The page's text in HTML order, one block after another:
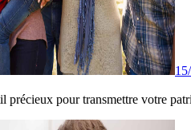
précieux pour transmettre votre